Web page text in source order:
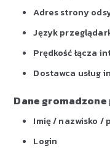
Adres strony
Język
Prędkość łącza
Dostawca usług
Dane
Imię / nazwisko /
Login